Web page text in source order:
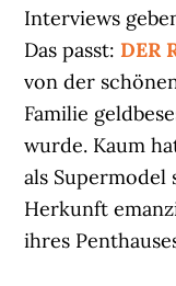
Interviews
Das passt: DER
von der
Familie
wurde. Kaum
als Supermodel
Herkunft
ihres